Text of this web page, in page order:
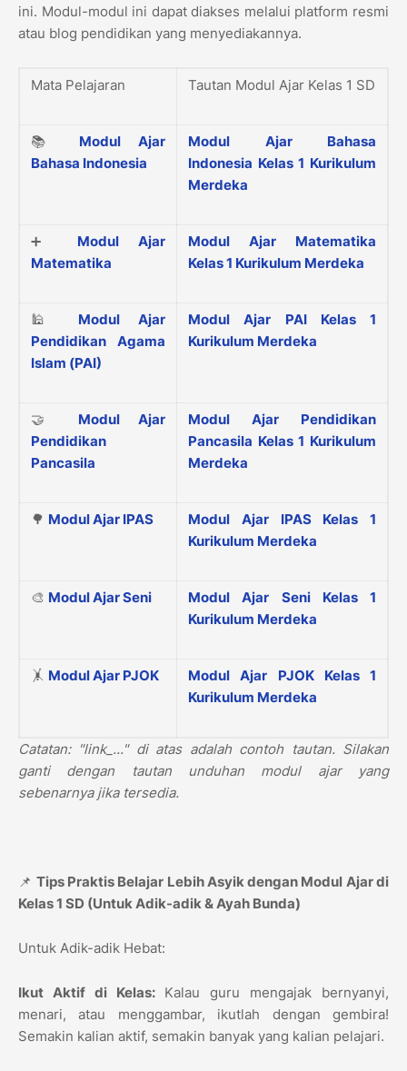
ini. Modul-modul ini dapat diakses melalui platform resmi
atau blog pendidikan yang menyediakannya.
Mata Pelajaran Tautan Modul Ajar Kelas 1 SD
📚 Modul Ajar
Bahasa Indonesia
Modul Ajar Bahasa
Indonesia Kelas 1 Kurikulum
Merdeka
➕ Modul Ajar
Matematika
Modul Ajar Matematika
Kelas 1 Kurikulum Merdeka
🕌 Modul Ajar
Pendidikan Agama
Islam (PAI)
Modul Ajar PAI Kelas 1
Kurikulum Merdeka
🤝 Modul Ajar
Pendidikan
Pancasila
Modul Ajar Pendidikan
Pancasila Kelas 1 Kurikulum
Merdeka
🌳 Modul Ajar IPAS
Modul Ajar IPAS Kelas 1
Kurikulum Merdeka
🎨 Modul Ajar Seni
Modul Ajar Seni Kelas 1
Kurikulum Merdeka
🤸 Modul Ajar PJOK
Modul Ajar PJOK Kelas 1
Kurikulum Merdeka
Catatan: "link_..." di atas adalah contoh tautan. Silakan
ganti dengan tautan unduhan modul ajar yang
sebenarnya jika tersedia.
📌 Tips Praktis Belajar Lebih Asyik dengan Modul Ajar di
Kelas 1 SD (Untuk Adik-adik & Ayah Bunda)
Untuk Adik-adik Hebat:
Ikut Aktif di Kelas:Kalau guru mengajak bernyanyi,
menari, atau menggambar, ikutlah dengan gembira!
Semakin kalian aktif, semakin banyak yang kalian pelajari.